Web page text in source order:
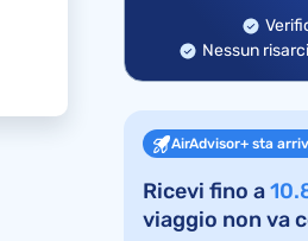
Nessun
AirAdvisor+ sta
Ricevi fino a
viaggio non va